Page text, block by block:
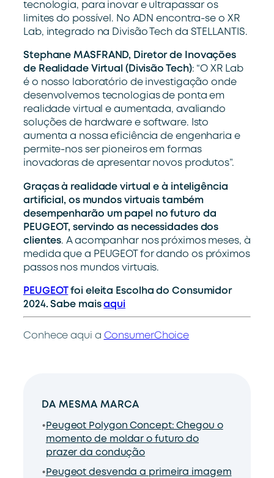
tecnologia, para inovar e ultrapassar os
limites do possível. No ADN encontra-se o XR
Lab, integrado na Divisão Tech da STELLANTIS.
Stephane MASFRAND, Diretor de Inovações
de Realidade Virtual (Divisão Tech): “O XR Lab
é o nosso laboratório de investigação onde
desenvolvemos tecnologias de ponta em
realidade virtual e aumentada, avaliando
soluções de hardware e software. Isto
aumenta a nossa eficiência de engenharia e
permite-nos ser pioneiros em formas
inovadoras de apresentar novos produtos”.
Graças à realidade virtual e à inteligência
artificial, os mundos virtuais também
desempenharão um papel no futuro da
PEUGEOT, servindo as necessidades dos
clientes. A acompanhar nos próximos meses, à
medida que a PEUGEOT for dando os próximos
passos nos mundos virtuais.
PEUGEOTfoi eleita Escolha do Consumidor
2024. Sabe maisaqui
Conhece aqui a ConsumerChoice
DA MESMA MARCA
Peugeot Polygon Concept: Chegou o
momento de moldar o futuro do
prazer da condução
Peugeot desvenda a primeira imagem